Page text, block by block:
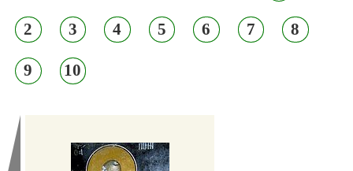
2 3 4 5 6 7 8
9 10